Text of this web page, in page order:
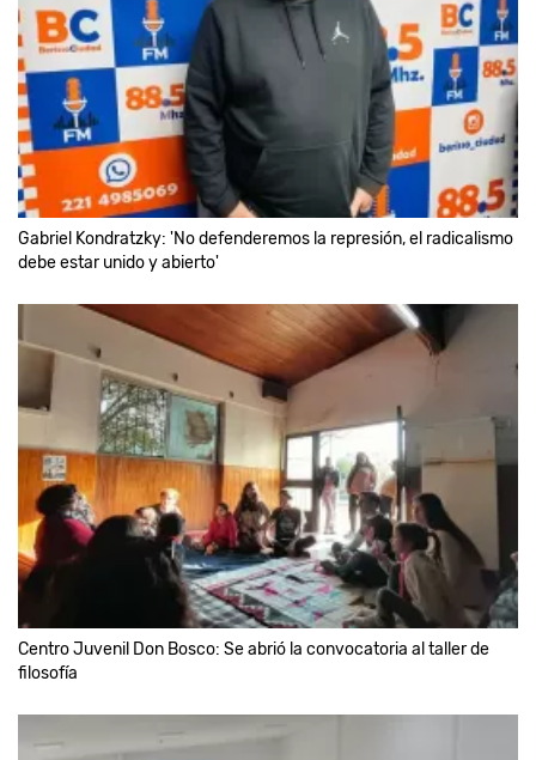
Gabriel Kondratzky: 'No defenderemos la represión, el radicalismo
debe estar unido y abierto'
Centro Juvenil Don Bosco: Se abrió la convocatoria al taller de
filosofía